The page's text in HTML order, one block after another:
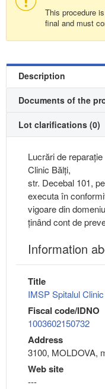
This procedure
final and must
Description
Documents of the
Lot clarifications (0)
Lucrări de
Clinic Bălți,
str. Decebal 101,
executa în
vigoare din
ținând cont de
Information
Title
IMSP Spitalul
Fiscal code/IDNO
1003602150732
Address
3100, MOLDOVA,
Web site
---